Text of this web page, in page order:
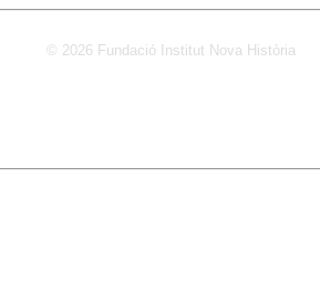
© 2026 Fundació Institut Nova Història